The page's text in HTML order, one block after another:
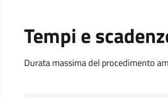
Tempi e
Durata massima del procedimento